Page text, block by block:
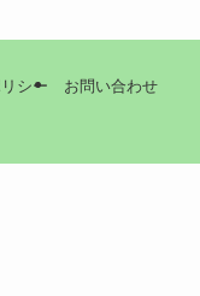
シー お問い合わせ